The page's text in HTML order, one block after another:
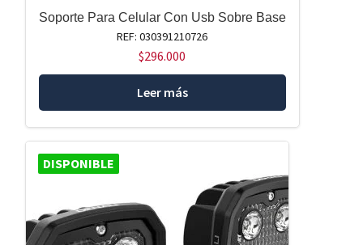
Soporte Para Celular Con Usb Sobre Base
REF: 030391210726
$296.000
Leer más
DISPONIBLE